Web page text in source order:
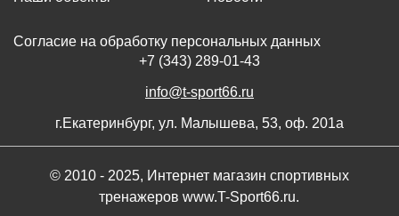
Согласие на обработку персональных данных
+7 (343) 289-01-43
info@t-sport66.ru
г.Екатеринбург, ул. Малышева, 53, оф. 201а
© 2010 - 2025, Интернет магазин спортивных
тренажеров www.T-Sport66.ru.